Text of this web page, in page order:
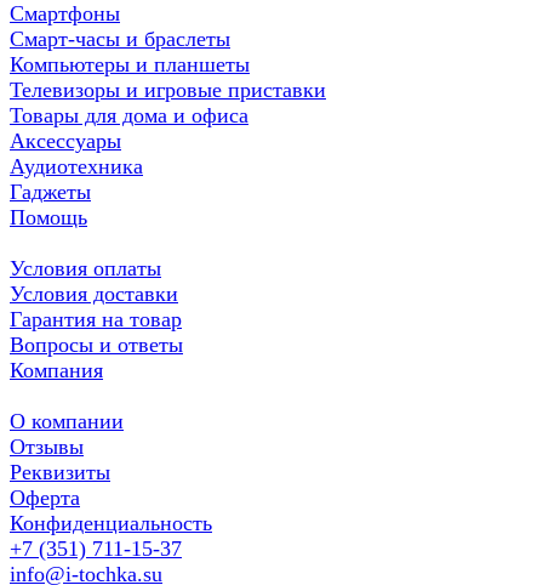
Смартфоны
Смарт-часы и браслеты
Компьютеры и планшеты
Телевизоры и игровые приставки
Товары для дома и офиса
Аксессуары
Аудиотехника
Гаджеты
Помощь
Условия оплаты
Условия доставки
Гарантия на товар
Вопросы и ответы
Компания
О компании
Отзывы
Реквизиты
Оферта
Конфиденциальность
+7 (351) 711-15-37
info@i-tochka.su